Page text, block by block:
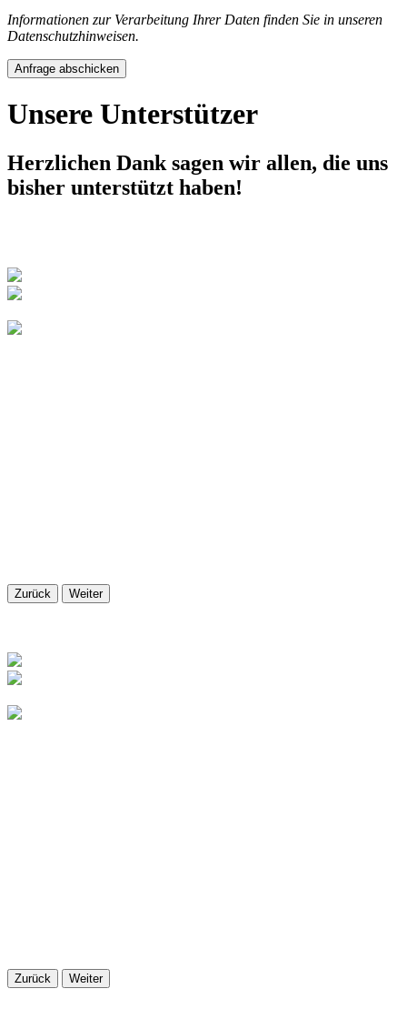
Informationen zur Verarbeitung Ihrer Daten finden Sie in unseren
Datenschutzhinweisen.
Anfrage abschicken
Unsere Unterstützer
Herzlichen Dank sagen wir allen, die uns
bisher unterstützt haben!
Zurück Weiter
Zurück Weiter